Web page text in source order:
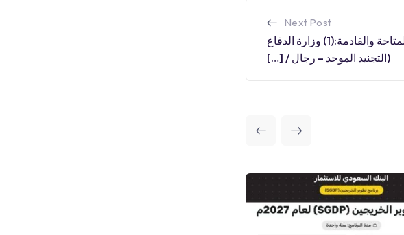
Next Post
📱🔴 موجز الوظائف العسكرية المتاحة والقادمة:(1) وزارة الدفاع
(التجنيد الموحد – رجال / […]